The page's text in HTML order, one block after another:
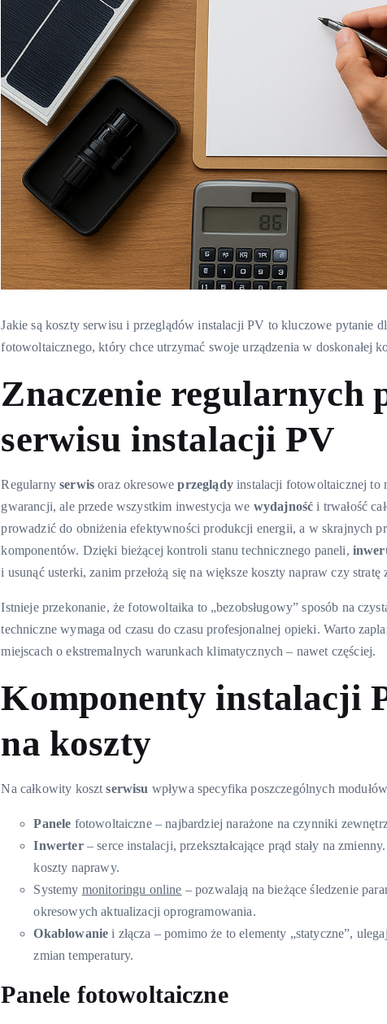
Jakie są koszty serwisu i przeglądów instalacji PV to kluczowe pytanie
fotowoltaicznego, który chce utrzymać swoje urządzenia w doskonałej
Znaczenie regularnych
serwisu instalacji PV
Regularnyserwis oraz okresoweprzeglądyinstalacji fotowoltaicznej to
gwarancji, ale przede wszystkim inwestycja we wydajność i trwałość
prowadzić do obniżenia efektywności produkcji energii, a w skrajnych
komponentów. Dzięki bieżącej kontroli stanu technicznego paneli,
i usunąć usterki, zanim przełożą się na większe koszty napraw czy
Istnieje przekonanie, że fotowoltaika to „bezobsługowy” sposób na
techniczne wymaga od czasu do czasu profesjonalnej opieki. Warto
miejscach o ekstremalnych warunkach klimatycznych – nawet częściej.
Komponenty instalacji
na koszty
Na całkowity kosztserwisu wpływa specyfika poszczególnych
Panele fotowoltaiczne – najbardziej narażone na czynniki
Inwerter– serce instalacji, przekształcające prąd stały na
koszty naprawy.
Systemy monitoringu online – pozwalają na bieżące śledzenie
okresowych aktualizacji oprogramowania.
Okablowanie i złącza – pomimo że to elementy „statyczne”,
zmian temperatury.
Panele fotowoltaiczne